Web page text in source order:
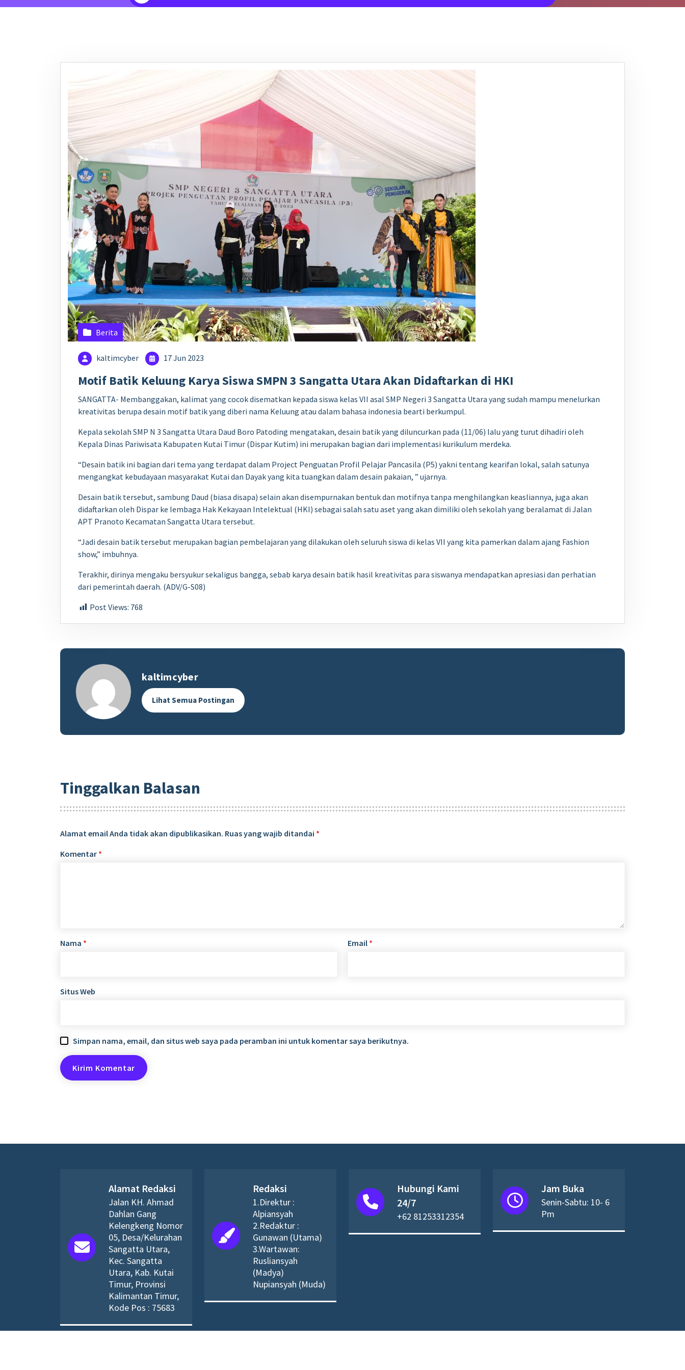
Berita
kaltimcyber 17 Jun 2023
Motif Batik Keluung Karya Siswa SMPN 3 Sangatta Utara Akan Didaftarkan di HKI
SANGATTA- Membanggakan, kalimat yang cocok disematkan kepada siswa kelas VII asal SMP Negeri 3 Sangatta Utara yang sudah mampu menelurkan
kreativitas berupa desain motif batik yang diberi nama Keluung atau dalam bahasa indonesia bearti berkumpul.
Kepala sekolah SMP N 3 Sangatta Utara Daud Boro Patoding mengatakan, desain batik yang diluncurkan pada (11/06) lalu yang turut dihadiri oleh
Kepala Dinas Pariwisata Kabupaten Kutai Timur (Dispar Kutim) ini merupakan bagian dari implementasi kurikulum merdeka.
“Desain batik ini bagian dari tema yang terdapat dalam Project Penguatan Profil Pelajar Pancasila (P5) yakni tentang kearifan lokal, salah satunya
mengangkat kebudayaan masyarakat Kutai dan Dayak yang kita tuangkan dalam desain pakaian, ” ujarnya.
Desain batik tersebut, sambung Daud (biasa disapa) selain akan disempurnakan bentuk dan motifnya tanpa menghilangkan keasliannya, juga akan
didaftarkan oleh Dispar ke lembaga Hak Kekayaan Intelektual (HKI) sebagai salah satu aset yang akan dimiliki oleh sekolah yang beralamat di Jalan
APT Pranoto Kecamatan Sangatta Utara tersebut.
“Jadi desain batik tersebut merupakan bagian pembelajaran yang dilakukan oleh seluruh siswa di kelas VII yang kita pamerkan dalam ajang Fashion
show,” imbuhnya.
Terakhir, dirinya mengaku bersyukur sekaligus bangga, sebab karya desain batik hasil kreativitas para siswanya mendapatkan apresiasi dan perhatian
dari pemerintah daerah. (ADV/G-S08)
Post Views: 768
kaltimcyber
Lihat Semua Postingan
Tinggalkan Balasan
Alamat email Anda tidak akan dipublikasikan. Ruas yang wajib ditandai *
Komentar *
Nama * Email *
Situs Web
Simpan nama, email, dan situs web saya pada peramban ini untuk komentar saya berikutnya.
Alamat Redaksi
Jalan KH. Ahmad
Dahlan Gang
Kelengkeng Nomor
05, Desa/Kelurahan
Sangatta Utara,
Kec. Sangatta
Utara, Kab. Kutai
Timur, Provinsi
Kalimantan Timur,
Kode Pos : 75683
Redaksi
1.Direktur :
Alpiansyah
2.Redaktur :
Gunawan (Utama)
3.Wartawan:
Rusliansyah
(Madya)
Nupiansyah (Muda)
Hubungi Kami
24/7
+62 81253312354
Jam Buka
Senin-Sabtu: 10- 6
Pm